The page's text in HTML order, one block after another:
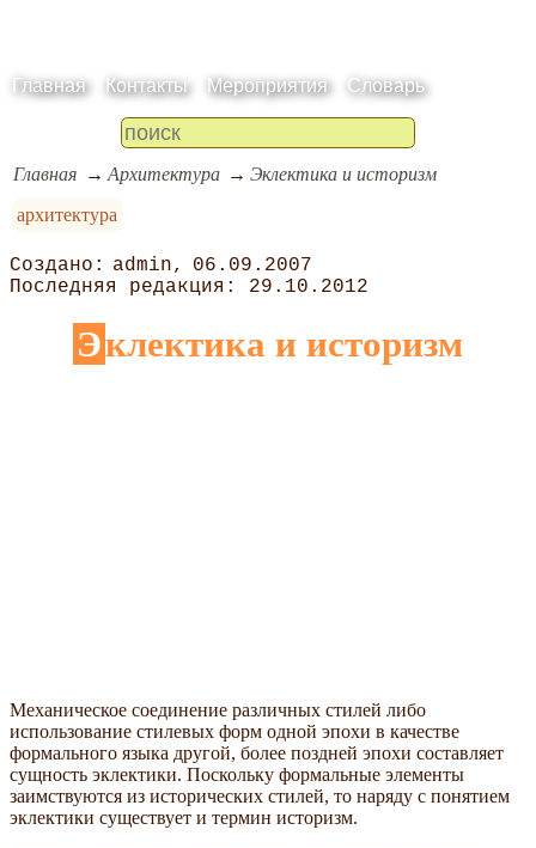
Главная Контакты Мероприятия Словарь
Главная Архитектура
Эклектика и историзм
архитектура
admin
06.09.2007
29.10.2012
Эклектика и историзм
Механическое соединение различных стилей либо
использование стилевых форм одной эпохи в качестве
формального языка другой, более поздней эпохи составляет
сущность эклектики. Поскольку формальные элементы
заимствуются из исторических стилей, то наряду с понятием
эклектики существует и термин историзм.